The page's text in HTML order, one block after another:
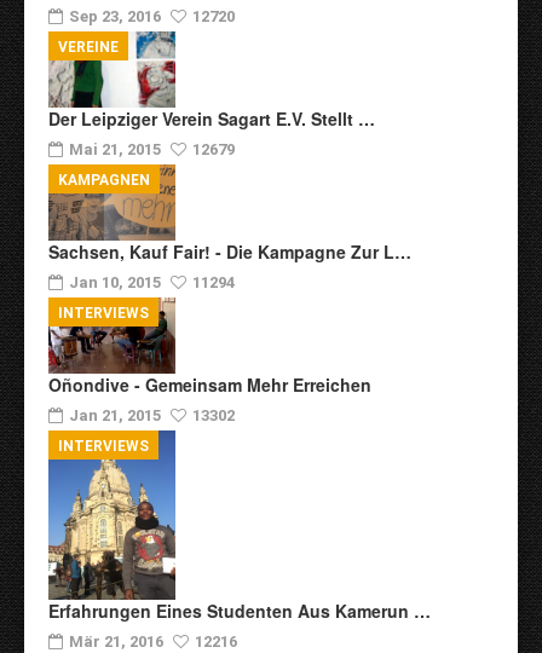
Sep 23, 2016 12720
Der Leipziger Verein Sagart E.V. Stellt …
Mai 21, 2015 12679
VEREINE
Sachsen, Kauf Fair! - Die Kampagne Zur L…
Jan 10, 2015 11294
KAMPAGNEN
Oñondive - Gemeinsam Mehr Erreichen
Jan 21, 2015 13302
INTERVIEWS
Erfahrungen Eines Studenten Aus Kamerun …
Mär 21, 2016 12216
INTERVIEWS